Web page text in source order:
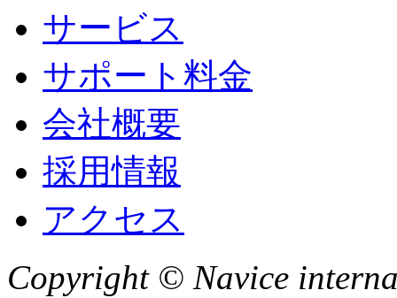
サービス
サポート料金
会社概要
採用情報
アクセス
Copyright © Navice